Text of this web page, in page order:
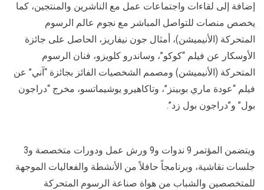
إضافة إلى لقاءات واجتماعات عمل مع الناشرين والمنتجين، كما
يخصص منصات للتواصل المباشر مع نجوم عالم الرسوم
المتحركة (الأنيميشن)، أمثال جون نيفاريز، الحاصل على جائزة
الأوسكار عن فيلم “كوكو”، وساندرو كلويزو، فنان الرسوم
المتحركة (الأنيميشن) ومصمم الشخصيات الفائز بجائزة “آني” عن
فيلم “عودة ماري بوبينز”، وتاكاهيرو يوشيماتسو، مخرج “دراجون
بول” و”دراجون بول زد”.
ويتضمن المؤتمر 9 ندوات و9 ورش عمل ودورات متخصصة و3
جلسات نقاشية، وبرنامجاً حافلاً من الأنشطة والفعاليات الموجهة
للمتخصصين والشباب من هواة صناعة الرسوم المتحركة